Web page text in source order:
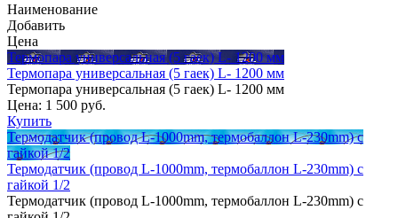
Наименование
Добавить
Цена
Термопара универсальная (5 гаек) L- 1200 мм
Термопара универсальная (5 гаек) L- 1200 мм
Термопара универсальная (5 гаек) L- 1200 мм
Цена: 1 500 руб.
Купить
Термодатчик (провод L-1000mm, термобаллон L-230mm) с
гайкой 1/2
Термодатчик (провод L-1000mm, термобаллон L-230mm) с
гайкой 1/2
Термодатчик (провод L-1000mm, термобаллон L-230mm) с